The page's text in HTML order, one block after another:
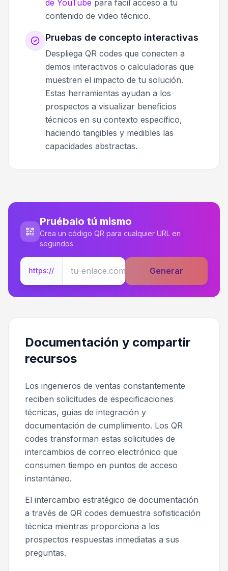
de YouTube para fácil acceso a tu
contenido de video técnico.
Pruebas de concepto interactivas
Despliega QR codes que conecten a
demos interactivos o calculadoras que
muestren el impacto de tu solución.
Estas herramientas ayudan a los
prospectos a visualizar beneficios
técnicos en su contexto específico,
haciendo tangibles y medibles las
capacidades abstractas.
Pruébalo tú mismo
Crea un código QR para cualquier URL en
segundos
https:// Generar
Documentación y compartir
recursos
Los ingenieros de ventas constantemente
reciben solicitudes de especificaciones
técnicas, guías de integración y
documentación de cumplimiento. Los QR
codes transforman estas solicitudes de
intercambios de correo electrónico que
consumen tiempo en puntos de acceso
instantáneo.
El intercambio estratégico de documentación
a través de QR codes demuestra sofisticación
técnica mientras proporciona a los
prospectos respuestas inmediatas a sus
preguntas.